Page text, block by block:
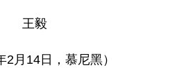
王毅
2月14日，慕尼黑）